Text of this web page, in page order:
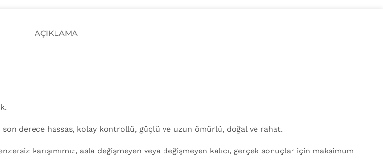
AÇIKLAMA
son derece hassas, kolay kontrollü, güçlü ve uzun ömürlü, doğal ve rahat.
karışımımız, asla değişmeyen veya değişmeyen kalıcı, gerçek sonuçlar için maksimum